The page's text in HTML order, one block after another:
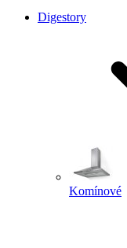
Digestory
Komínové